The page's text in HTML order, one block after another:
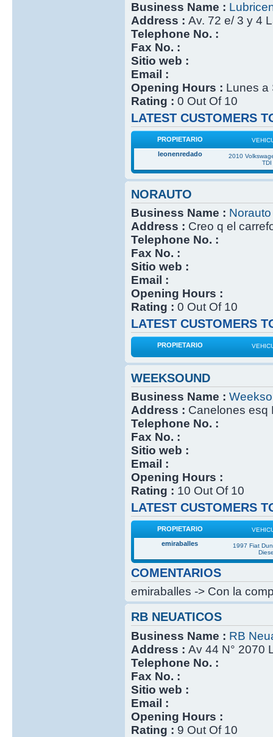
Business Name :
Address : Av. 72 e/ 3 y 4
Telephone No. :
Fax No. :
Sitio web :
Email :
Opening Hours : Lunes a
Rating : 0 Out Of 10
LATEST CUSTOMERS
PROPIETARIO
leonenredado
2010
TDI
NORAUTO
Business Name : Norauto
Address : Creo q el
Telephone No. :
Fax No. :
Sitio web :
Email :
Opening Hours :
Rating : 0 Out Of 10
LATEST CUSTOMERS
PROPIETARIO
WEEKSOUND
Business Name :
Address : Canelones esq
Telephone No. :
Fax No. :
Sitio web :
Email :
Opening Hours :
Rating : 10 Out Of 10
LATEST CUSTOMERS
PROPIETARIO
emiraballes
1997 Fiat
COMENTARIOS
emiraballes -> Con la
RB NEUATICOS
Business Name : RB
Address : Av 44 N° 2070
Telephone No. :
Fax No. :
Sitio web :
Email :
Opening Hours :
Rating : 9 Out Of 10